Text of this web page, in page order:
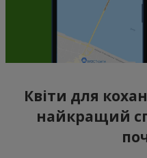
Квіти для
найкращий